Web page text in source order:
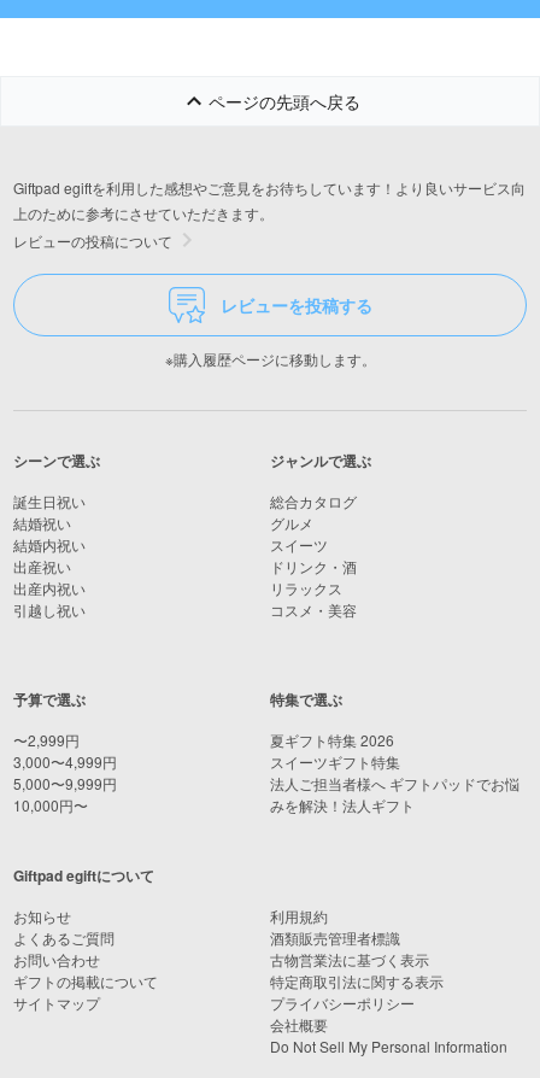
ページの先頭へ戻る
Giftpad egiftを利用した感想やご意見をお待ちしています！より良いサービス向
上のために参考にさせていただきます。
レビューの投稿について
レビューを投稿する
※購入履歴ページに移動します。
シーンで選ぶ
誕生日祝い
結婚祝い
結婚内祝い
出産祝い
出産内祝い
引越し祝い
予算で選ぶ
〜2,999円
3,000〜4,999円
5,000〜9,999円
10,000円〜
ジャンルで選ぶ
総合カタログ
グルメ
スイーツ
ドリンク・酒
リラックス
コスメ・美容
特集で選ぶ
夏ギフト特集 2026
スイーツギフト特集
法人ご担当者様へ ギフトパッドでお悩
みを解決！法人ギフト
Giftpad egiftについて
お知らせ
よくあるご質問
お問い合わせ
ギフトの掲載について
サイトマップ
利用規約
酒類販売管理者標識
古物営業法に基づく表示
特定商取引法に関する表示
プライバシーポリシー
会社概要
Do Not Sell My Personal Information